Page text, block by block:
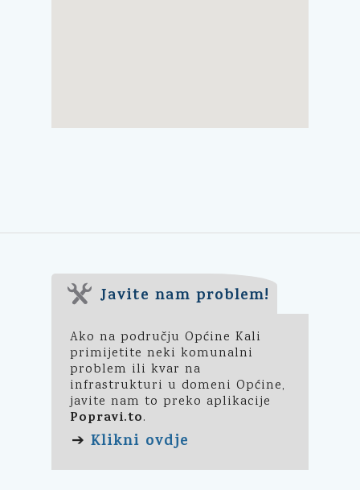
Javite nam problem!
Ako na području Općine Kali
primijetite neki komunalni
problem ili kvar na
infrastrukturi u domeni Općine,
javite nam to preko aplikacije
Popravi.to.
➔ Klikni ovdje